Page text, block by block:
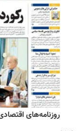
روزنامه‌های اقتصادی